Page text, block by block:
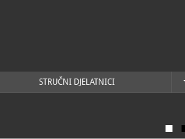
STRUČNI DJELATNICI